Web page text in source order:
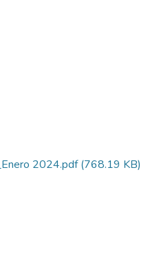
2024.pdf(768.19 KB)